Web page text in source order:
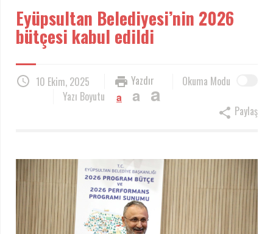
Eyüpsultan Belediyesi’nin 2026
bütçesi kabul edildi
10 Ekim, 2025 Okuma Modu
Yazdır
Yazı Boyutu
a a a
Paylaş